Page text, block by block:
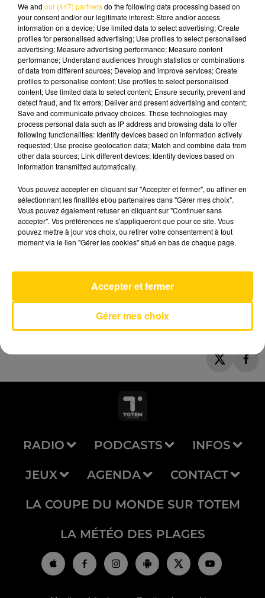
Lecture (7 min)
21 mai 2025 - 7 min
L'INFO DE L'AVEYRON DU 21/05/25 À
12H00
L'info de L'Aveyron
LENNY KRAVITZ
AVEYRON NORD
RADIO PODCASTS INFOS
JEUX AGENDA CONTACT
LA COUPE DU MONDE SUR TOTEM
LA MÉTÉO DES PLAGES
We and our (447) partnersdo the following data processing based on
your consent and/or our legitimate interest: Store and/or access
information on a device; Use limited data to select advertising; Create
profiles for personalised advertising; Use profiles to select personalised
advertising; Measure advertising performance; Measure content
performance; Understand audiences through statistics or combinations
of data from different sources; Develop and improve services; Create
profiles to personalise content; Use profiles to select personalised
content; Use limited data to select content; Ensure security, prevent and
detect fraud, and fix errors; Deliver and present advertising and content;
Save and communicate privacy choices. These technologies may
process personal data such as IP address and browsing data to offer
following functionalities: Identify devices based on information actively
requested; Use precise geolocation data; Match and combine data from
other data sources; Link different devices; Identify devices based on
information transmitted automatically.
Vous pouvez accepter en cliquant sur "Accepter et fermer", ou affiner en
sélectionnant les finalités et/ou partenaires dans "Gérer mes choix".
Vous pouvez également refuser en cliquant sur "Continuer sans
accepter". Vos préférences ne s'appliqueront que pour ce site. Vous
pouvez mettre à jour vos choix, ou retirer votre consentement à tout
moment via le lien "Gérer les cookies" situé en bas de chaque page.
Gérer mes choix
Accepter et fermer